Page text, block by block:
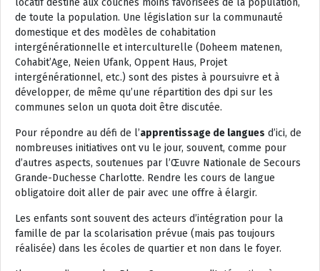
de toute la population. Une législation sur la communauté
domestique et des modèles de cohabitation
intergénérationnelle et interculturelle (Doheem matenen,
Cohabit’Age, Neien Ufank, Oppent Haus, Projet
intergénérationnel, etc.) sont des pistes à poursuivre et à
développer, de même qu’une répartition des dpi sur les
communes selon un quota doit être discutée.
Pour répondre au défi de l’apprentissage de langues d’ici, de
nombreuses initiatives ont vu le jour, souvent, comme pour
d’autres aspects, soutenues par l’Œuvre Nationale de Secours
Grande-Duchesse Charlotte. Rendre les cours de langue
obligatoire doit aller de pair avec une offre à élargir.
Les enfants sont souvent des acteurs d’intégration pour la
famille de par la scolarisation prévue (mais pas toujours
réalisée) dans les écoles de quartier et non dans le foyer.